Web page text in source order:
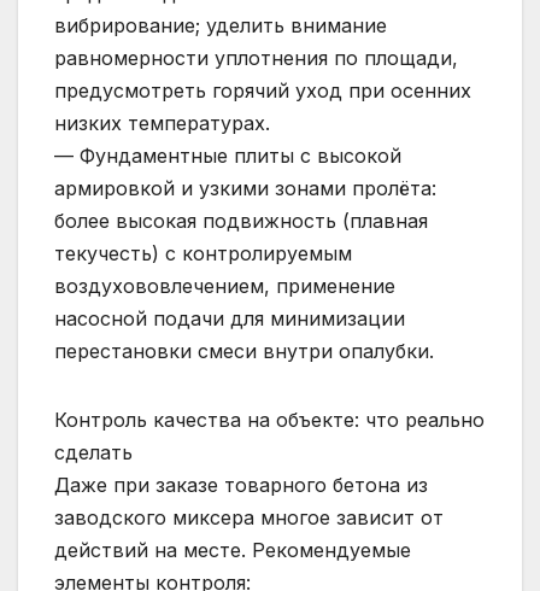
вибрирование; уделить внимание
равномерности уплотнения по площади,
предусмотреть горячий уход при осенних
низких температурах.
— Фундаментные плиты с высокой
армировкой и узкими зонами пролёта:
более высокая подвижность (плавная
текучесть) с контролируемым
воздухововлечением, применение
насосной подачи для минимизации
перестановки смеси внутри опалубки.
Контроль качества на объекте: что реально
сделать
Даже при заказе товарного бетона из
заводского миксера многое зависит от
действий на месте. Рекомендуемые
элементы контроля: